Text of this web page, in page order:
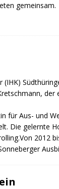
gemeinsam.
der
für Aus- und
Die gelernte
2012